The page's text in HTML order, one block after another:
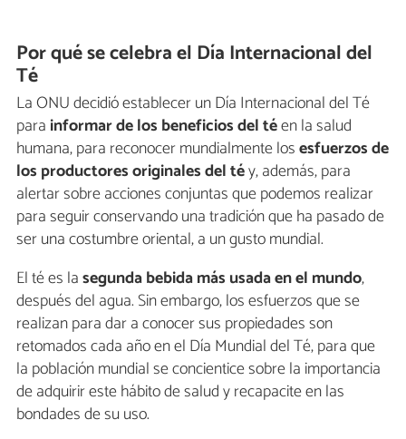
Por qué se celebra el Día Internacional del
Té
La ONU decidió establecer un Día Internacional del Té
para informar de los beneficios del téen la salud
humana, para reconocer mundialmente losesfuerzos de
los productores originales del téy, además, para
alertar sobre acciones conjuntas que podemos realizar
para seguir conservando una tradición que ha pasado de
ser una costumbre oriental, a un gusto mundial.
El té es lasegunda bebida más usada en el mundo,
después del agua. Sin embargo, los esfuerzos que se
realizan para dar a conocer sus propiedades son
retomados cada año en el Día Mundial del Té, para que
la población mundial se concientice sobre la importancia
de adquirir este hábito de salud y recapacite en las
bondades de su uso.